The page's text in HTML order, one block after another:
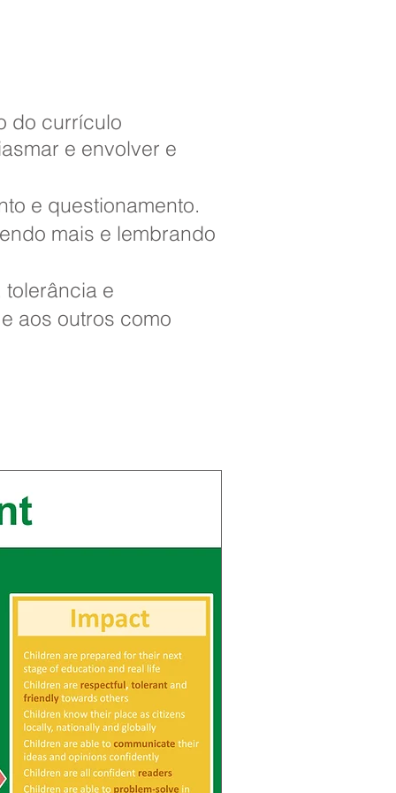
do currículo
e envolver e
e questionamento.
mais e lembrando
e
aos outros como